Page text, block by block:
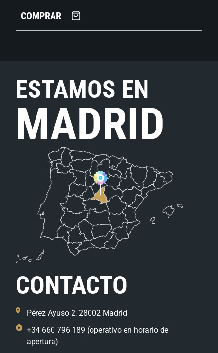
COMPRAR
ESTAMOS EN
MADRID
CONTACTO
Pérez Ayuso 2, 28002 Madrid
+34 660 796 189 (operativo en horario de
apertura)